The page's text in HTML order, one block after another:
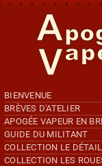
Accéder au
BIENVENUE
BRÈVES D'ATELIER
APOGÉE VAPEUR EN
GUIDE DU MILITANT
COLLECTION LE
COLLECTION LES